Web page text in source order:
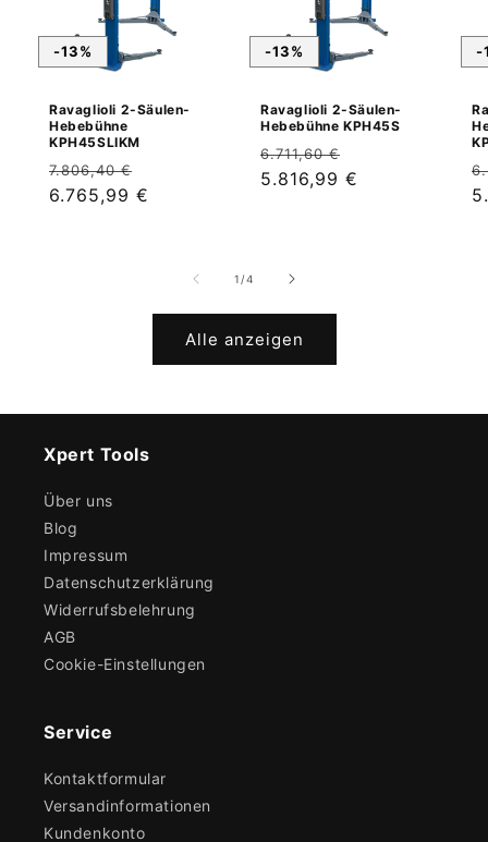
-13%
Ravaglioli 2-Säulen-
Hebebühne
KPH45SLIKM
Normaler
Preis
7.806,40 €
Verkaufspreis
6.765,99 €
-13%
Ravaglioli 2-Säulen-
Hebebühne KPH45S
Normaler
Preis
6.711,60 €
Verkaufspreis
5.816,99 €
-
1 /von
4
Alle anzeigen
Xpert Tools
Über uns
Blog
Impressum
Datenschutzerklärung
Widerrufsbelehrung
AGB
Cookie-Einstellungen
Service
Kontaktformular
Versandinformationen
Kundenkonto